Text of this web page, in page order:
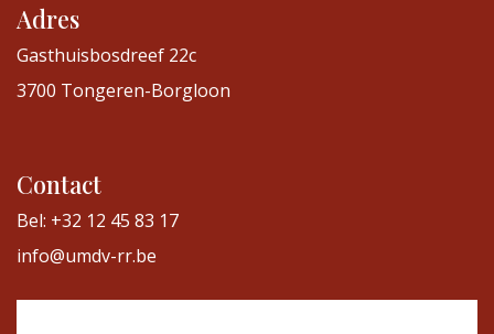
Adres
Gasthuisbosdreef 22c
3700 Tongeren-Borgloon
Contact
Bel: +32 12 45 83 17
info@umdv-rr.be